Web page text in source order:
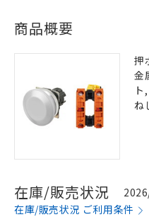
商品概要
押
金
ね
在庫/販売状況
在庫/販売状況 ご利用条件